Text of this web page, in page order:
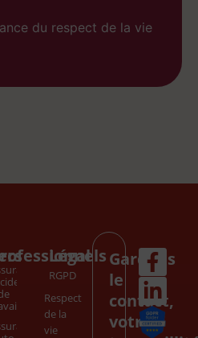
du respect de la vie
Légal
RGPD
Respect
de la
vie
Gardons
le
contact,
votre